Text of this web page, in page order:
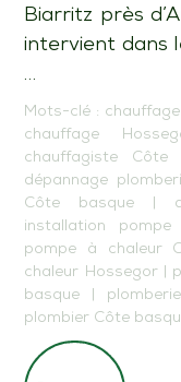
Biarritz près
intervient dans
…
Mots-clé :
chauffage
chauffagiste Côte
dépannage
Côte basque
installation
pompe à chaleur
chaleur Hossegor|
basque
plombier Côte